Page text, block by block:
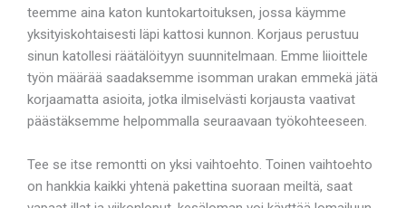
teemme aina katon kuntokartoituksen, jossa käymme
yksityiskohtaisesti läpi kattosi kunnon. Korjaus perustuu
sinun katollesi räätälöityyn suunnitelmaan. Emme liioittele
työn määrää saadaksemme isomman urakan emmekä jätä
korjaamatta asioita, jotka ilmiselvästi korjausta vaativat
päästäksemme helpommalla seuraavaan työkohteeseen.
Tee se itse remontti on yksi vaihtoehto. Toinen vaihtoehto
on hankkia kaikki yhtenä pakettina suoraan meiltä, saat